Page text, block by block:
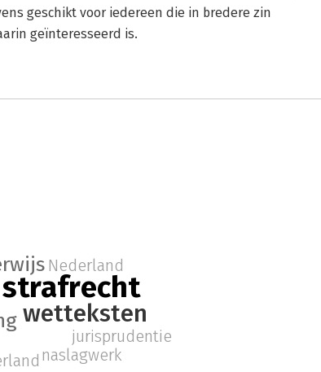
geschikt voor iedereen die in bredere zin
geïnteresseerd is.
strafrecht
wetteksten
Nederland
jurisprudentie
naslagwerk